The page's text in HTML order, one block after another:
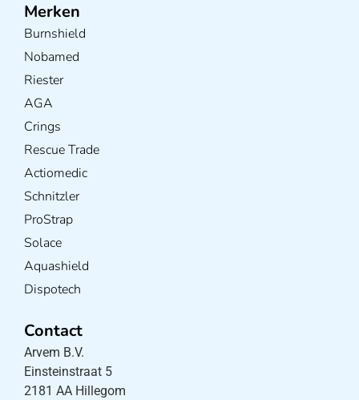
Merken
Burnshield
Nobamed
Riester
AGA
Crings
Rescue Trade
Actiomedic
Schnitzler
ProStrap
Solace
Aquashield
Dispotech
Contact
Arvem B.V.
Einsteinstraat 5
2181 AA Hillegom